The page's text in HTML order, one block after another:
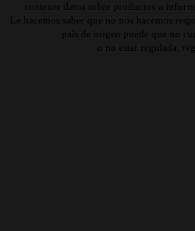
contener datos sobre productos o
Le hacemos saber que no nos hacemos
país de origen puede que no
o no estar regulada,